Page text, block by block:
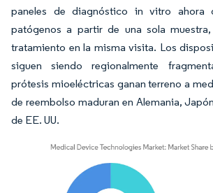
paneles de diagnóstico in vitro ahora
patógenos a partir de una sola
tratamiento en la misma visita. Los
siguen siendo regionalmente
prótesis mioeléctricas ganan terreno a
de reembolso maduran en Alemania,
de EE. UU.